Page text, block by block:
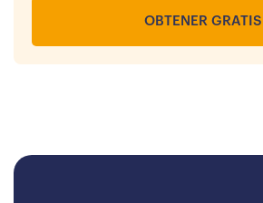
OBTENER GRATIS